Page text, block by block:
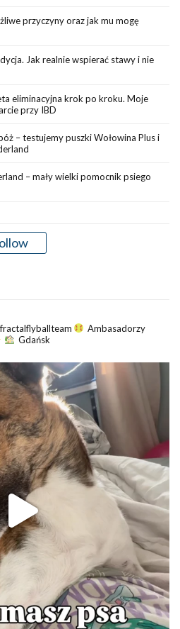
przyczyny oraz jak mu mogę
Jak realnie wspierać stawy i nie
eliminacyjna krok po kroku. Moje
przy IBD
– testujemy puszki Wołowina Plus i
– mały wielki pomocnik psiego
Ambasadorzy
Gdańsk